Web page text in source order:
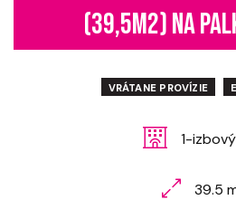
(39,5M2) NA
VRÁTANE PROVÍZIE
1-
39.5